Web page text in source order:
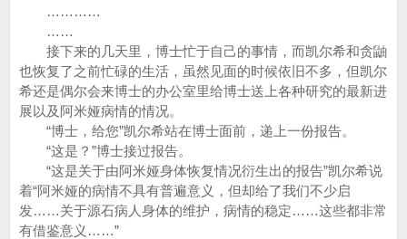
…………
……
接下来的几天里，博士忙于自己的事情，而凯尔希和贪鼬
也恢复了之前忙碌的生活，虽然见面的时候依旧不多，但凯尔
希还是偶尔会来博士的办公室里给博士送上各种研究的最新进
展以及阿米娅病情的情况。
“博士，给您”凯尔希站在博士面前，递上一份报告。
“这是？”博士接过报告。
“这是关于由阿米娅身体恢复情况衍生出的报告”凯尔希说
着“阿米娅的病情不具有普遍意义，但却给了我们不少启
发……关于源石病人身体的维护，病情的稳定……这些都非常
有借鉴意义……”